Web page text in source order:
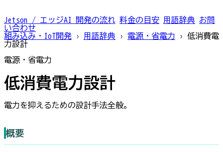
Jetson / エッジAI 開発の流れ 料金の目安 用語辞典 お問
い合わせ
組み込み・IoT開発
› 用語辞典 › 電源・省電力 ›
低消費電
力設計
電源・省電力
低消費電力設計
電力を抑えるための設計手法全般。
概要